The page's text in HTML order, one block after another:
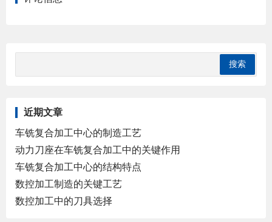
近期文章
车铣复合加工中心的制造工艺
动力刀座在车铣复合加工中的关键作用
车铣复合加工中心的结构特点
数控加工制造的关键工艺
数控加工中的刀具选择